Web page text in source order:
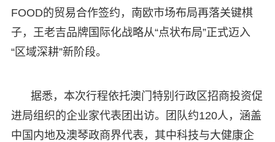
FOOD的贸易合作签约，南欧市场布局再落关键棋
子，王老吉品牌国际化战略从“点状布局”正式迈入
“区域深耕”新阶段。
据悉，本次行程依托澳门特别行政区招商投资促
进局组织的企业家代表团出访。团队约120人，涵盖
中国内地及澳琴政商界代表，其中科技与大健康企